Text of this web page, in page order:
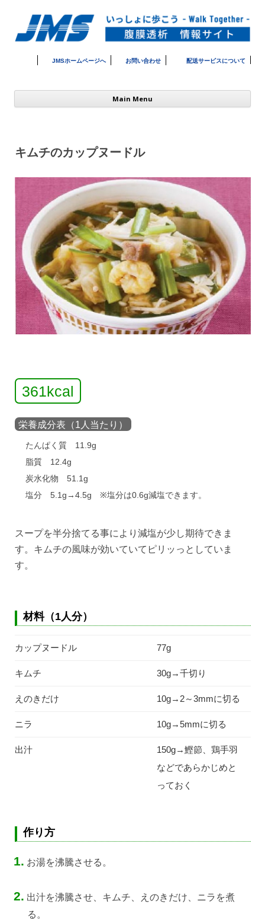
JMSホームページへ お問い合わせ 配送サービスについて
Main Menu
キムチのカップヌードル
361kcal
栄養成分表（1人当たり）
たんぱく質 11.9g
脂質 12.4g
炭水化物 51.1g
塩分 5.1g→4.5g ※塩分は0.6g減塩できます。
スープを半分捨てる事により減塩が少し期待できま
す。キムチの風味が効いていてピリッっとしていま
す。
材料（1人分）
カップヌードル 77g
キムチ 30g→千切り
えのきだけ 10g→2～3mmに切る
ニラ 10g→5mmに切る
出汁
150g→鰹節、鶏手羽
などであらかじめと
っておく
作り方
1. お湯を沸騰させる。
2. 出汁を沸騰させ、キムチ、えのきだけ、ニラを煮
る。